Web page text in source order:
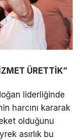
ÜRETTİK”
liderliğinde
harcını kararak
olduğunu
asırlık bu